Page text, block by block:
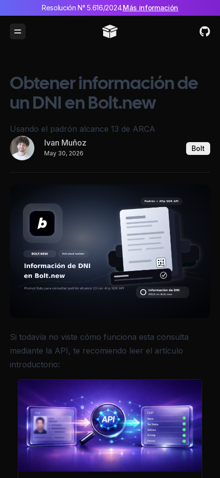
Resolución N° 5.616/2024.Más información
Toggle Menu
Obtener información de
un DNI en Bolt.new
Usando el padrón alcance 13 de ARCA
Ivan Muñoz
May 30, 2026
Bolt
Si todavía no viste cómo funciona esta consulta
mediante la API, te recomiendo leer el artículo
introductorio: